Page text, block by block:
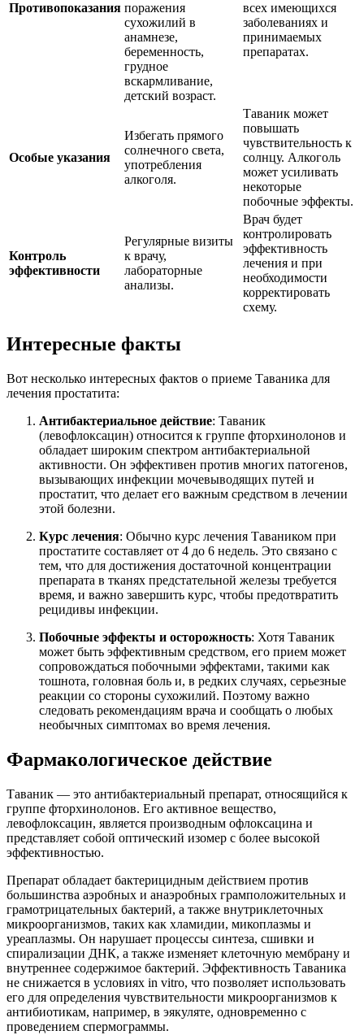
Противопоказания поражения
сухожилий в
анамнезе,
беременность,
грудное
вскармливание,
детский возраст.
всех имеющихся
заболеваниях и
принимаемых
препаратах.
Особые указания
Избегать прямого
солнечного света,
употребления
алкоголя.
Таваник может
повышать
чувствительность к
солнцу. Алкоголь
может усиливать
некоторые
побочные эффекты.
Контроль
эффективности
Регулярные визиты
к врачу,
лабораторные
анализы.
Врач будет
контролировать
эффективность
лечения и при
необходимости
корректировать
схему.
Интересные факты
Вот несколько интересных фактов о приеме Таваника для
лечения простатита:
Антибактериальное действие: Таваник
(левофлоксацин) относится к группе фторхинолонов и
обладает широким спектром антибактериальной
активности. Он эффективен против многих патогенов,
вызывающих инфекции мочевыводящих путей и
простатит, что делает его важным средством в лечении
этой болезни.
Курс лечения: Обычно курс лечения Таваником при
простатите составляет от 4 до 6 недель. Это связано с
тем, что для достижения достаточной концентрации
препарата в тканях предстательной железы требуется
время, и важно завершить курс, чтобы предотвратить
рецидивы инфекции.
Побочные эффекты и осторожность: Хотя Таваник
может быть эффективным средством, его прием может
сопровождаться побочными эффектами, такими как
тошнота, головная боль и, в редких случаях, серьезные
реакции со стороны сухожилий. Поэтому важно
следовать рекомендациям врача и сообщать о любых
необычных симптомах во время лечения.
Фармакологическое действие
Таваник — это антибактериальный препарат, относящийся к
группе фторхинолонов. Его активное вещество,
левофлоксацин, является производным офлоксацина и
представляет собой оптический изомер с более высокой
эффективностью.
Препарат обладает бактерицидным действием против
большинства аэробных и анаэробных грамположительных и
грамотрицательных бактерий, а также внутриклеточных
микроорганизмов, таких как хламидии, микоплазмы и
уреаплазмы. Он нарушает процессы синтеза, сшивки и
спирализации ДНК, а также изменяет клеточную мембрану и
внутреннее содержимое бактерий. Эффективность Таваника
не снижается в условиях in vitro, что позволяет использовать
его для определения чувствительности микроорганизмов к
антибиотикам, например, в эякуляте, одновременно с
проведением спермограммы.